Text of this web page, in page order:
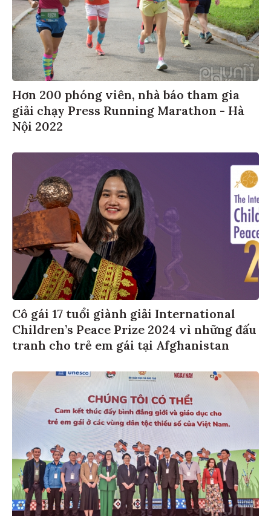
Hơn 200 phóng viên, nhà báo tham gia
giải chạy Press Running Marathon - Hà
Nội 2022
Cô gái 17 tuổi giành giải International
Children’s Peace Prize 2024 vì những đấu
tranh cho trẻ em gái tại Afghanistan